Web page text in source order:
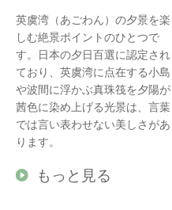
英虞湾（あごわん）の夕景を楽
しむ絶景ポイントのひとつで
す。日本の夕日百選に認定され
ており、英虞湾に点在する小島
や波間に浮かぶ真珠筏を夕陽が
茜色に染め上げる光景は、言葉
では言い表わせない美しさがあ
ります。
もっと見る